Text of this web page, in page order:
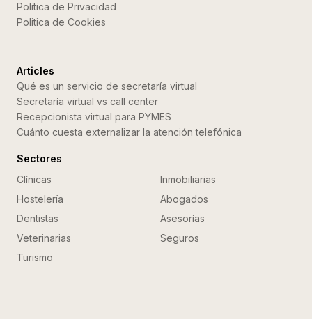
Politica de Privacidad
Politica de Cookies
Articles
Qué es un servicio de secretaría virtual
Secretaría virtual vs call center
Recepcionista virtual para PYMES
Cuánto cuesta externalizar la atención telefónica
Sectores
Clínicas
Inmobiliarias
Hostelería
Abogados
Dentistas
Asesorías
Veterinarias
Seguros
Turismo